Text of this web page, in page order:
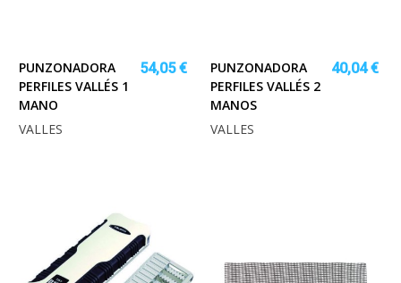
PUNZONADORA
PERFILES VALLÉS 1
MANO
54,05 €
VALLES
PUNZONADORA
PERFILES VALLÉS 2
MANOS
40,04 €
VALLES